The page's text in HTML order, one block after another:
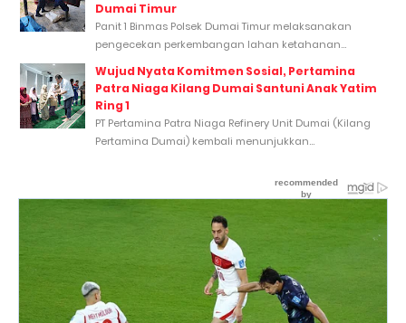
Dumai Timur
Panit 1 Binmas Polsek Dumai Timur melaksanakan
pengecekan perkembangan lahan ketahanan...
Wujud Nyata Komitmen Sosial, Pertamina
Patra Niaga Kilang Dumai Santuni Anak Yatim
Ring 1
PT Pertamina Patra Niaga Refinery Unit Dumai (Kilang
Pertamina Dumai) kembali menunjukkan...